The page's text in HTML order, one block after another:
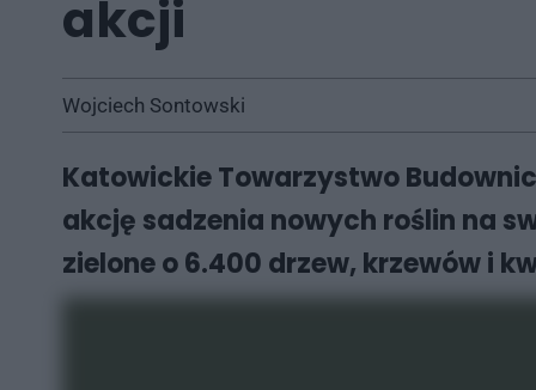
akcji
Wojciech Sontowski
Katowickie Towarzystwo
akcję sadzenia nowych roślin na
zielone o 6.400 drzew, krzewów i